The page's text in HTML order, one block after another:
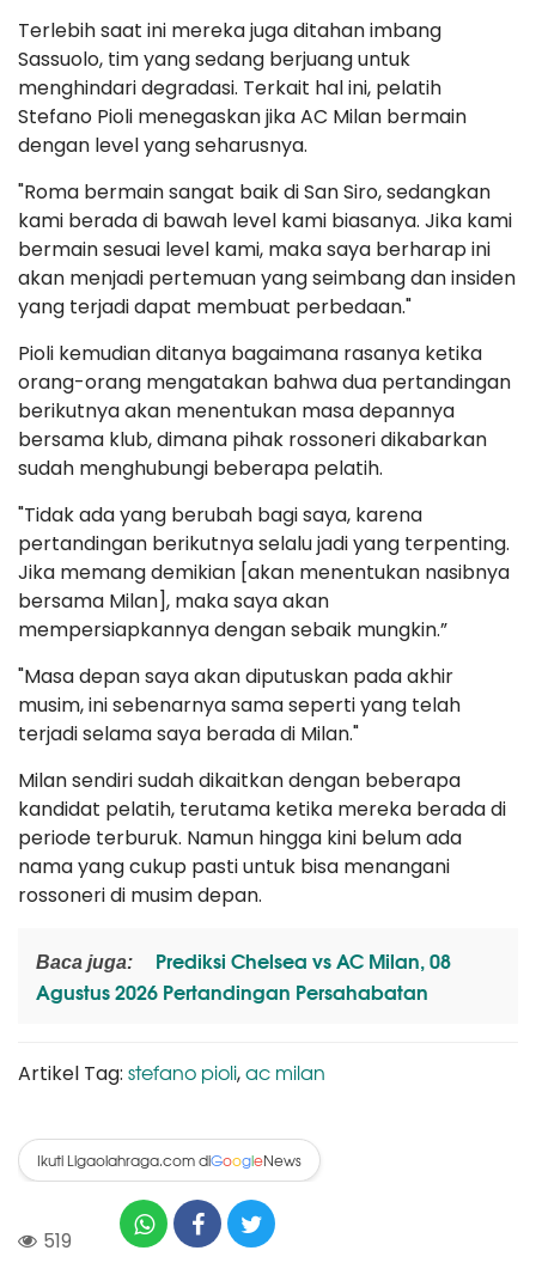
Terlebih saat ini mereka juga ditahan imbang
Sassuolo, tim yang sedang berjuang untuk
menghindari degradasi. Terkait hal ini, pelatih
Stefano Pioli menegaskan jika AC Milan bermain
dengan level yang seharusnya.
"Roma bermain sangat baik di San Siro, sedangkan
kami berada di bawah level kami biasanya. Jika kami
bermain sesuai level kami, maka saya berharap ini
akan menjadi pertemuan yang seimbang dan insiden
yang terjadi dapat membuat perbedaan."
Pioli kemudian ditanya bagaimana rasanya ketika
orang-orang mengatakan bahwa dua pertandingan
berikutnya akan menentukan masa depannya
bersama klub, dimana pihak rossoneri dikabarkan
sudah menghubungi beberapa pelatih.
"Tidak ada yang berubah bagi saya, karena
pertandingan berikutnya selalu jadi yang terpenting.
Jika memang demikian [akan menentukan nasibnya
bersama Milan], maka saya akan
mempersiapkannya dengan sebaik mungkin.”
"Masa depan saya akan diputuskan pada akhir
musim, ini sebenarnya sama seperti yang telah
terjadi selama saya berada di Milan."
Milan sendiri sudah dikaitkan dengan beberapa
kandidat pelatih, terutama ketika mereka berada di
periode terburuk. Namun hingga kini belum ada
nama yang cukup pasti untuk bisa menangani
rossoneri di musim depan.
Baca juga:
Prediksi Chelsea vs AC Milan, 08
Agustus 2026 Pertandingan Persahabatan
Artikel Tag: stefano pioli,ac milan
Ikuti Ligaolahraga.com diGoogleNews
519